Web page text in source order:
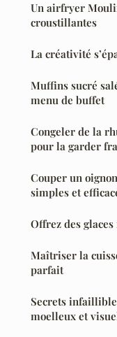
Un airfryer
croustillantes
La créativité
Muffins sucré
menu de buffet
Congeler de la
pour la garder
Couper un
simples et
Offrez des
Maîtriser la
parfait
Secrets
moelleux et